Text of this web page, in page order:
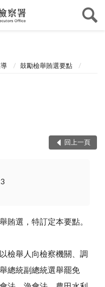
鼓勵檢舉賄選要點
回上一頁
賄選，特訂定本要點。
檢舉人向檢察機關、調
總統副總統選舉罷免